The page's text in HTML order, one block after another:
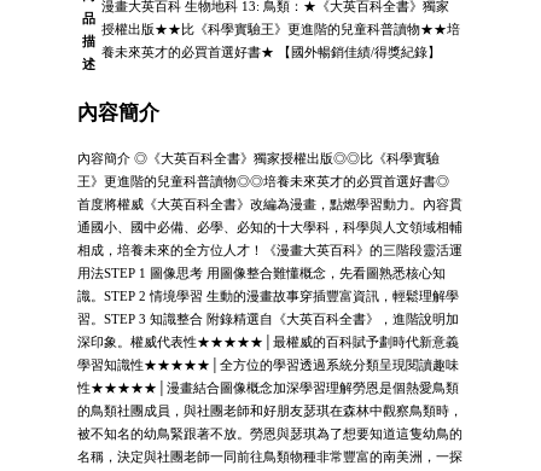
品
描
述
漫畫大英百科 生物地科 13: 鳥類：★《大英百科全書》獨家
授權出版★★比《科學實驗王》更進階的兒童科普讀物★★培
養未來英才的必買首選好書★ 【國外暢銷佳績/得獎紀錄】
內容簡介
內容簡介 ◎《大英百科全書》獨家授權出版◎◎比《科學實驗
王》更進階的兒童科普讀物◎◎培養未來英才的必買首選好書◎
首度將權威《大英百科全書》改編為漫畫，點燃學習動力。內容貫
通國小、國中必備、必學、必知的十大學科，科學與人文領域相輔
相成，培養未來的全方位人才！《漫畫大英百科》的三階段靈活運
用法STEP 1 圖像思考 用圖像整合難懂概念，先看圖熟悉核心知
識。STEP 2 情境學習 生動的漫畫故事穿插豐富資訊，輕鬆理解學
習。STEP 3 知識整合 附錄精選自《大英百科全書》，進階說明加
深印象。權威代表性★★★★★│最權威的百科賦予劃時代新意義
學習知識性★★★★★│全方位的學習透過系統分類呈現閱讀趣味
性★★★★★│漫畫結合圖像概念加深學習理解勞恩是個熱愛鳥類
的鳥類社團成員，與社團老師和好朋友瑟琪在森林中觀察鳥類時，
被不知名的幼鳥緊跟著不放。勞恩與瑟琪為了想要知道這隻幼鳥的
名稱，決定與社團老師一同前往鳥類物種非常豐富的南美洲，一探